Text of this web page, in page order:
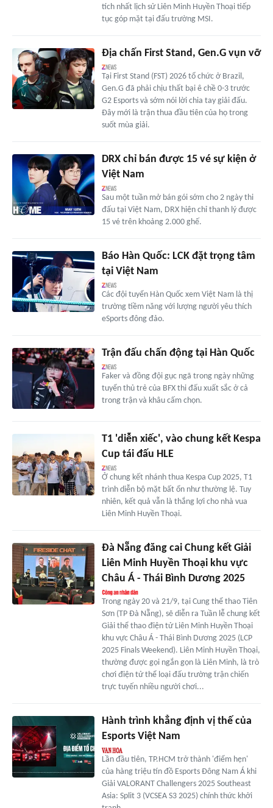
tích nhất lịch sử Liên Minh Huyền Thoại tiếp
tục góp mặt tại đấu trường MSI.
Địa chấn First Stand, Gen.G vụn vỡ
Tại First Stand (FST) 2026 tổ chức ở Brazil,
Gen.G đã phải chịu thất bại ê chề 0-3 trước
G2 Esports và sớm nói lời chia tay giải đấu.
Đây mới là trận thua đầu tiên của họ trong
suốt mùa giải.
DRX chỉ bán được 15 vé sự kiện ở
Việt Nam
Sau một tuần mở bán gói sớm cho 2 ngày thi
đấu tại Việt Nam, DRX hiện chỉ thanh lý được
15 vé trên khoảng 2.000 ghế.
Báo Hàn Quốc: LCK đặt trọng tâm
tại Việt Nam
Các đội tuyển Hàn Quốc xem Việt Nam là thị
trường tiềm năng với lượng người yêu thích
eSports đông đảo.
Trận đấu chấn động tại Hàn Quốc
Faker và đồng đội gục ngã trong ngày những
tuyển thủ trẻ của BFX thi đấu xuất sắc ở cả
trong trận và khâu cấm chọn.
T1 'diễn xiếc', vào chung kết Kespa
Cup tái đấu HLE
Ở chung kết nhánh thua Kespa Cup 2025, T1
trình diễn bộ mặt bất ổn như thường lệ. Tuy
nhiên, kết quả vẫn là thắng lợi cho nhà vua
Liên Minh Huyền Thoại.
Đà Nẵng đăng cai Chung kết Giải
Liên Minh Huyền Thoại khu vực
Châu Á - Thái Bình Dương 2025
Trong ngày 20 và 21/9, tại Cung thể thao Tiên
Sơn (TP Đà Nẵng), sẽ diễn ra Tuần lễ chung kết
Giải thể thao điện tử Liên Minh Huyền Thoại
khu vực Châu Á - Thái Bình Dương 2025 (LCP
2025 Finals Weekend). Liên Minh Huyền Thoại,
thường được gọi ngắn gọn là Liên Minh, là trò
chơi điện tử thể loại đấu trường trận chiến
trực tuyến nhiều người chơi...
Hành trình khẳng định vị thế của
Esports Việt Nam
Lần đầu tiên, TP.HCM trở thành 'điểm hẹn'
của hàng triệu tín đồ Esports Đông Nam Á khi
Giải VALORANT Challengers 2025 Southeast
Asia: Split 3 (VCSEA S3 2025) chính thức khởi